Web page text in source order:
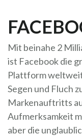
Mit beinahe 2
ist Facebook die
Plattform
Segen und Fluch
Markenauftritts
Aufmerksamkeit
aber die